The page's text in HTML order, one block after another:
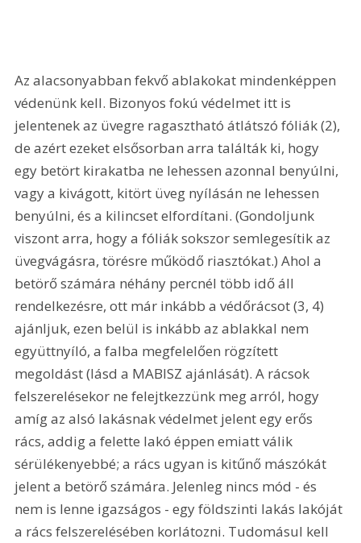
Az alacsonyabban fekvő ablakokat mindenképpen
védenünk kell. Bizonyos fokú védelmet itt is
jelentenek az üvegre ragasztható átlátszó fóliák (2),
de azért ezeket elsősorban arra találták ki, hogy
egy betört kirakatba ne lehessen azonnal benyúlni,
vagy a kivágott, kitört üveg nyílásán ne lehessen
benyúlni, és a kilincset elfordítani. (Gondoljunk
viszont arra, hogy a fóliák sokszor semlegesítik az
üvegvágásra, törésre működő riasztókat.) Ahol a
betörő számára néhány percnél több idő áll
rendelkezésre, ott már inkább a védőrácsot (3, 4)
ajánljuk, ezen belül is inkább az ablakkal nem
együttnyíló, a falba megfelelően rögzített
megoldást (lásd a MABISZ ajánlását). A rácsok
felszerelésekor ne felejtkezzünk meg arról, hogy
amíg az alsó lakásnak védelmet jelent egy erős
rács, addig a felette lakó éppen emiatt válik
sérülékenyebbé; a rács ugyan is kitűnő mászókát
jelent a betörő számára. Jelenleg nincs mód - és
nem is lenne igazságos - egy földszinti lakás lakóját
a rács felszerelésében korlátozni. Tudomásul kell